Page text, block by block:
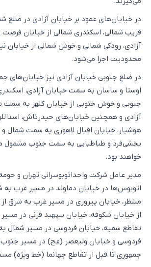
در خیابان‌های عمود بر خیابان آزادی در ضلع
قریب شمالی، اسکندری شمالی از خیابان
آزادی، رودکی شمالی و خوش شمالی از خیابان
محدودیت اجرا می‌شود.
در ضلع جنوبی خیابان آزادی نیز خیابان‌های
اوستا و ساسان به سمت خیابان آزادی،
جنوبی و خوش جنوبی از خیابان کلهر به سمت
آزادی و همچنین خیابان‌های حیدرتاش،
هوشیار، خیابان اقبال لاهوری به سمت شمال
بخشی‌فرد و طباطبایی به سمت جنوب مشمول
خواهند بود.
مدیر عامل شرکت واحداتوبوسرانی تهران و حومه
اتوبوس‌ها در خیابان دماوند در مسیر غرب به
منتظر، خیابان پیروزی در مسیر غرب به شرق
از خیابان شکوفه، خیابان سپهبد قرنی در
تقاطع سمیه، خیابان فردوسی در مسیر شمال
فردوسی و خیابان ولیعصر (عج) در مسیر جنوب
جمهوری تا قبل از تقاطع جهانما (خط ویژه)